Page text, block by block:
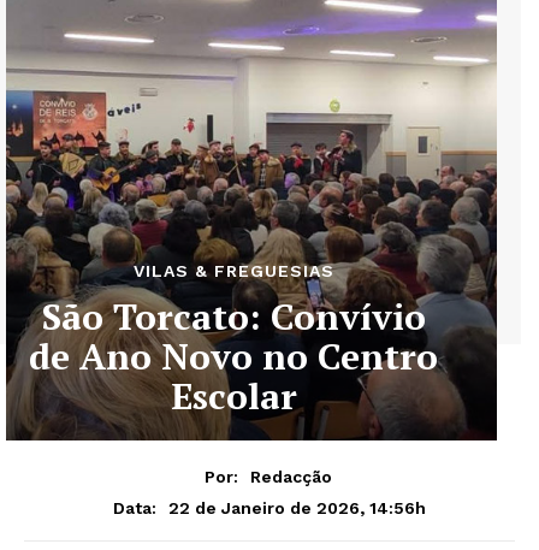
VILAS & FREGUESIAS
São Torcato: Convívio
de Ano Novo no Centro
Escolar
Por:
Redacção
Data:
22 de Janeiro de 2026, 14:56h